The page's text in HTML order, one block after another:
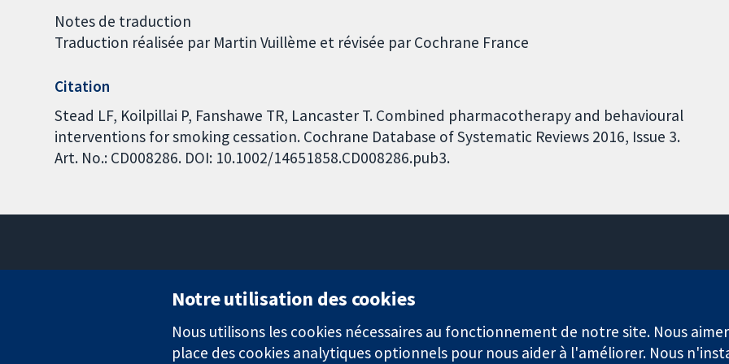
Notes de traduction
Traduction réalisée par Martin Vuillème et révisée par Cochrane France
Citation
Stead LF, Koilpillai P, Fanshawe TR, Lancaster T. Combined pharmacotherapy and behavioural
interventions for smoking cessation. Cochrane Database of Systematic Reviews 2016, Issue 3.
Art. No.: CD008286. DOI: 10.1002/14651858.CD008286.pub3.
Londres
W1G0AN
Royaume-Uni
Notre utilisation des cookies
Nous utilisons les cookies nécessaires au fonctionnement de notre site. Nous
place des cookies analytiques optionnels pour nous aider à l'améliorer. Nous